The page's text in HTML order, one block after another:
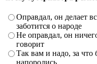
Оправдал, он делает
заботится о народе
Не оправдал, он
говорит
Так вам и надо, за что